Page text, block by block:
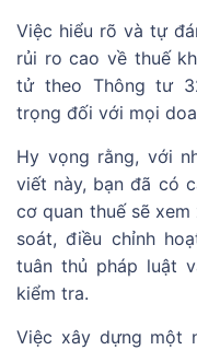
Việc hiểu rõ và tự
rủi ro cao về thuế
tử theo Thông tư
trọng đối với mọi
Hy vọng rằng, với
viết này, bạn đã có
cơ quan thuế sẽ
soát, điều chỉnh
tuân thủ pháp luật
kiểm tra.
Việc xây dựng một